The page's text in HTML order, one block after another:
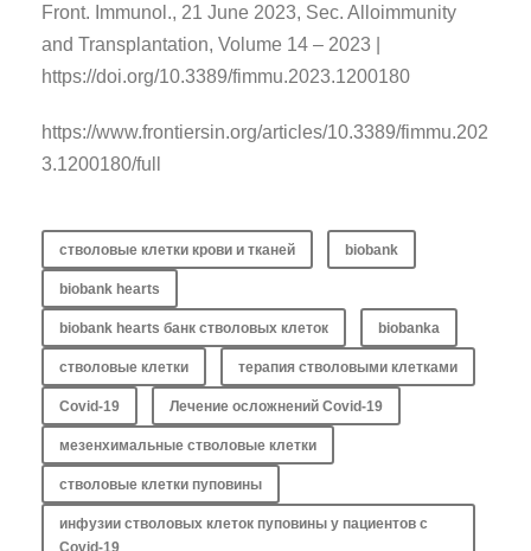
Front. Immunol., 21 June 2023, Sec. Alloimmunity
and Transplantation, Volume 14 – 2023 |
https://doi.org/10.3389/fimmu.2023.1200180
https://www.frontiersin.org/articles/10.3389/fimmu.202
3.1200180/full
стволовые клетки крови и тканей biobank
biobank hearts
biobank hearts банк стволовых клеток biobanka
стволовые клетки терапия стволовыми клетками
Covid-19 Лечение осложнений Covid-19
мезенхимальные стволовые клетки
стволовые клетки пуповины
инфузии стволовых клеток пуповины у пациентов с
Covid-19